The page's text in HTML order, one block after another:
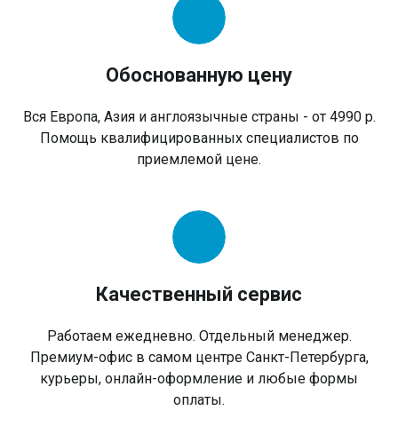
Обоснованную цену
Вся Европа, Азия и англоязычные страны - от 4990 р.
Помощь квалифицированных специалистов по
приемлемой цене.
Качественный сервис
Работаем ежедневно. Отдельный менеджер.
Премиум-офис в самом центре Санкт-Петербурга,
курьеры, онлайн-оформление и любые формы
оплаты.